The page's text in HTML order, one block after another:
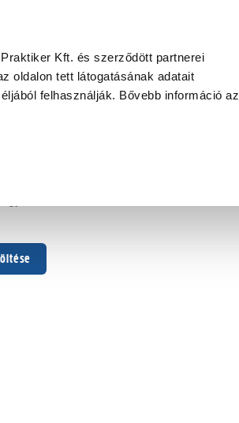
Kft. és szerződött partnerei
oldalon tett látogatásának adatait
felhasználják. Bővebb információ az